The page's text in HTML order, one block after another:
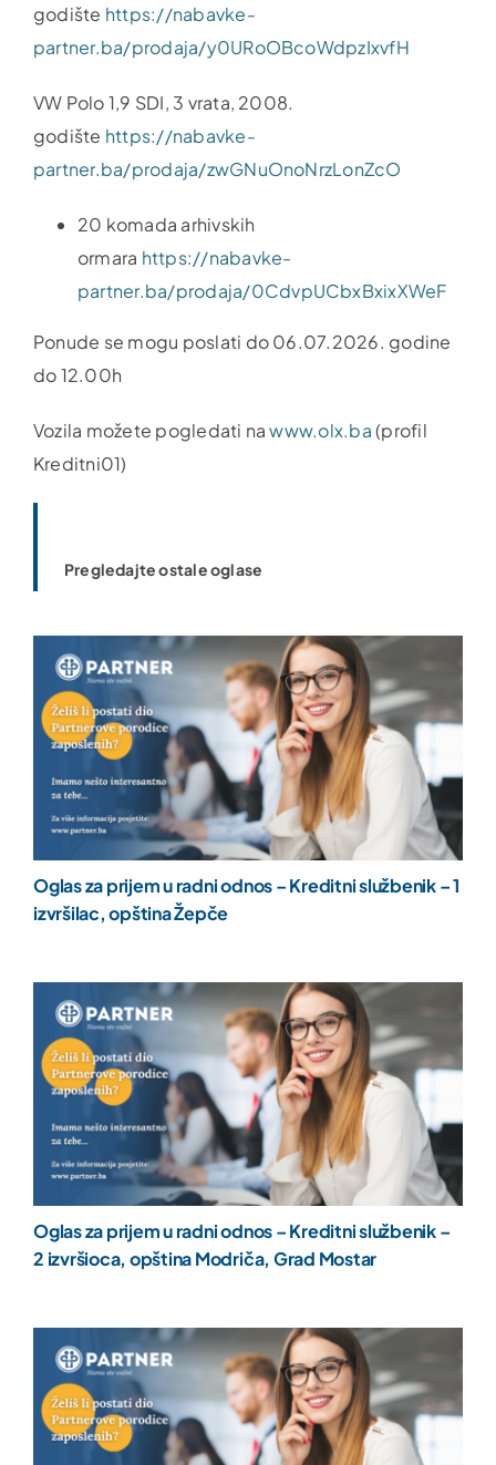
godište https://nabavke-
partner.ba/prodaja/y0URoOBcoWdpzIxvfH
VW Polo 1,9 SDI, 3 vrata, 2008.
godište https://nabavke-
partner.ba/prodaja/zwGNuOnoNrzLonZcO
20 komada arhivskih
ormara https://nabavke-
partner.ba/prodaja/0CdvpUCbxBxixXWeF
Ponude se mogu poslati do 06.07.2026. godine
do 12.00h
Vozila možete pogledati nawww.olx.ba(profil
Kreditni01)
Pregledajte ostale oglase
Oglas za prijem u radni odnos – Kreditni službenik – 1
izvršilac, opština Žepče
Oglas za prijem u radni odnos – Kreditni službenik –
2 izvršioca, opština Modriča, Grad Mostar